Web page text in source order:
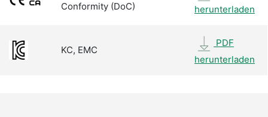
Conformity (DoC)
herunterladen
KC, EMC
PDF
herunterladen